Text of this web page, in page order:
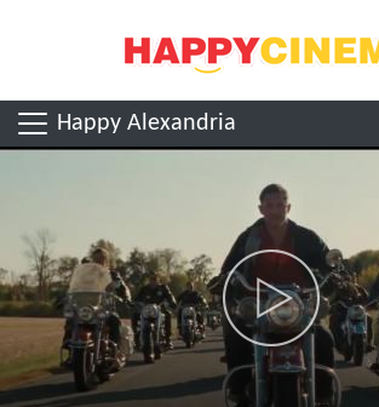
Happy Alexandria